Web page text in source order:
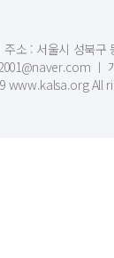
소 : 서울시 성북구
ㅣ
www.kalsa.org All